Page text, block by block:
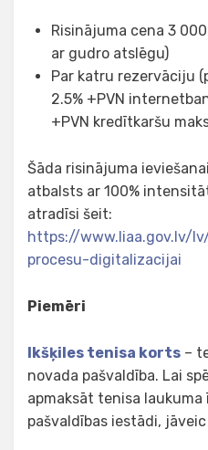
Risinājuma cena 3
ar gudro atslēgu)
Par katru rezervāciju
2.5% +PVN
+PVN kredītkaršu
Šāda risinājuma
atbalsts ar 100%
atradīsi šeit:
https://www.liaa.gov.lv/
procesu-digitalizacijai
Piemēri
Ikšķiles tenisa korts –
novada pašvaldība. Lai
apmaksāt tenisa
pašvaldības iestādi,